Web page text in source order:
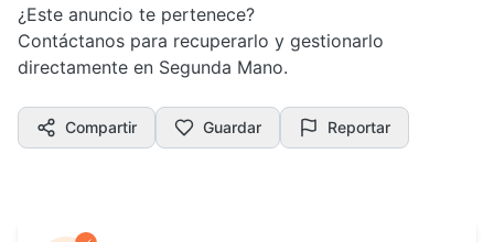
¿Este anuncio te pertenece?
Contáctanos para recuperarlo y gestionarlo
directamente en Segunda Mano.
Compartir Guardar Reportar